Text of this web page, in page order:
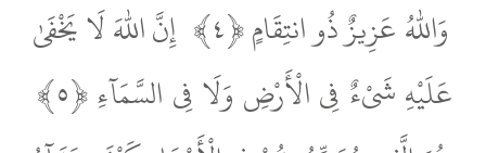
وَاللّٰهُ عَزِيزٌ ذُو انتِقَامٍ ﴿٤﴾
إِنَّ اللّٰهَ لَا يَخْفَىٰ
عَلَيْهِ شَىْءٌ فِى الْأَرْضِ وَلَا فِى السَّمَآءِ ﴿٥﴾